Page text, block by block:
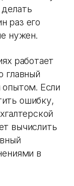
раз его
нужен.
работает
главный
опытом. Если
ошибку,
вычислить
в